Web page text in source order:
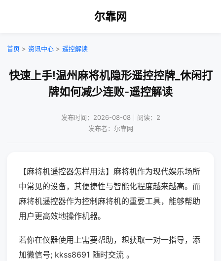
尔靠网
首页 > 资讯中心 > 遥控解读
快速上手!温州麻将机隐形遥控控牌_休闲打
牌如何减少连败-遥控解读
发布时间：2026-08-08｜阅读：2
发布者：尔靠网
【麻将机遥控器怎样用法】麻将机作为现代娱乐场所
中常见的设备，其便捷性与智能化程度越来越高。而
麻将机遥控器作为控制麻将机的重要工具，能够帮助
用户更高效地操作机器。
若你在仪器使用上需要帮助，想获取一对一指导，添
加微信号; kkss8691 随时交流 。